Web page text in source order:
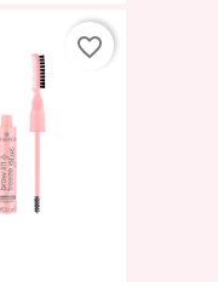
favorite_border